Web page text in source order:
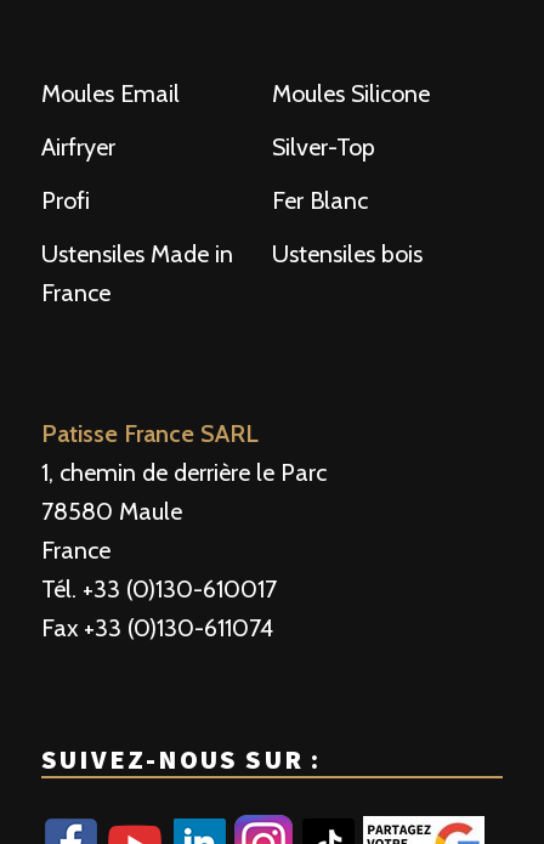
Moules Email
Moules Silicone
Airfryer
Silver-Top
Profi
Fer Blanc
Ustensiles Made in
France
Ustensiles bois
Patisse France SARL
1, chemin de derrière le Parc
78580 Maule
France
Tél. +33 (0)130-610017
Fax +33 (0)130-611074
SUIVEZ-NOUS SUR :